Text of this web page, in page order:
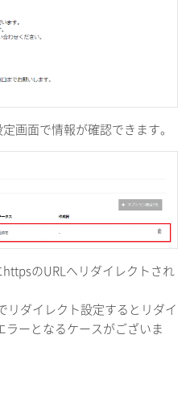
画面で情報が確認できます。
のURLへリダイレクトされ
リダイレクト設定するとリダイ
ラーとなるケースがございま